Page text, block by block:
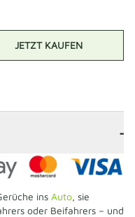
JETZT KAUFEN
-
ins Auto, sie
oder Beifahrers – und